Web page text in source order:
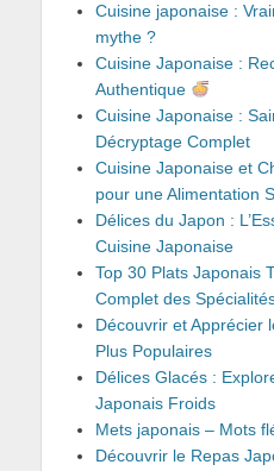
Cuisine japonaise :
mythe ?
Cuisine Japonaise :
Authentique
Cuisine Japonaise :
Décryptage Complet
Cuisine Japonaise et
pour une Alimentation
Délices du Japon :
Cuisine Japonaise
Top 30 Plats Japonais
Complet des
Découvrir et Apprécier
Plus Populaires
Délices Glacés :
Japonais Froids
Mets japonais – Mots
Découvrir le Repas